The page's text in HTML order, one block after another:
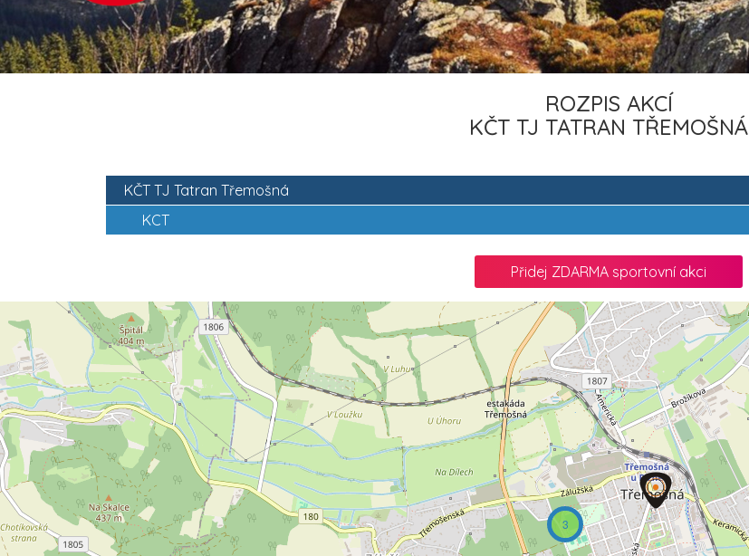
ROZPIS AKCÍ
KČT TJ TATRAN TŘEMOŠNÁ
KČT TJ Tatran Třemošná
KCT
Přidej ZDARMA sportovní akci
3